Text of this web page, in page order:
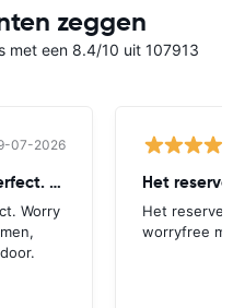
zeggen
met een 8.4/10 uit 107913
07-2026
Zoals gewend, helemaal perfect. Worry
Worry
Het
Het
worryfree